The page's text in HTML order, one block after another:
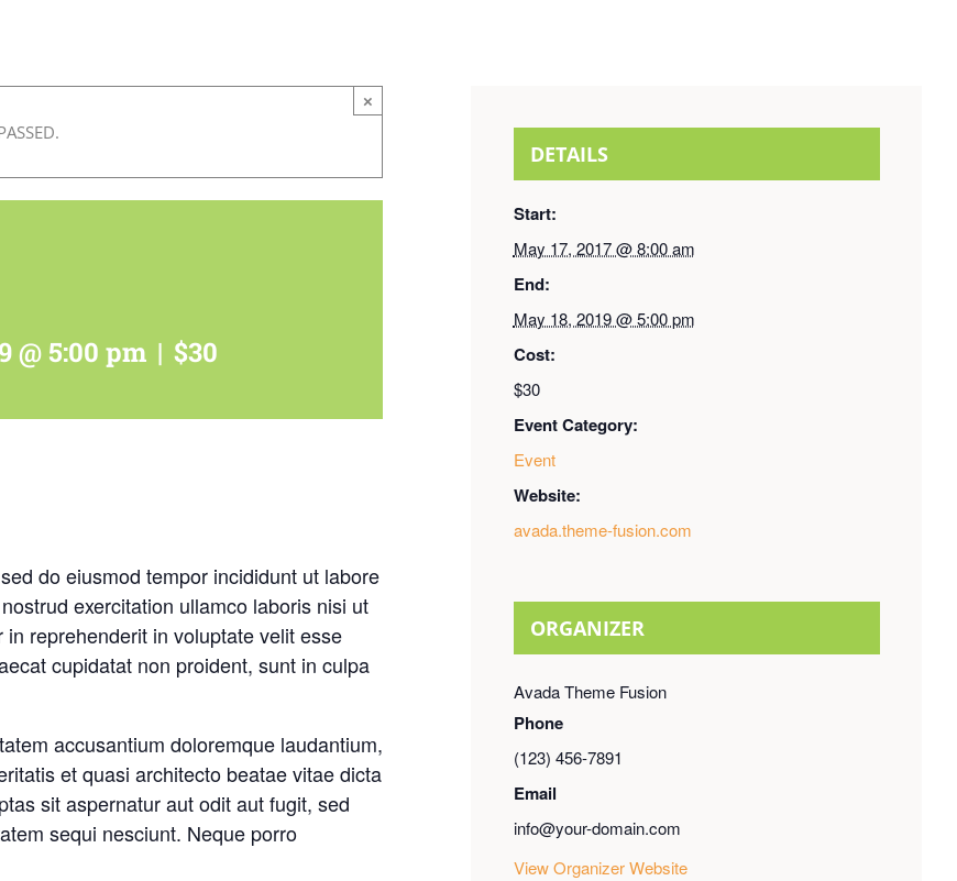
×
@ 5:00 pm | $30
do eiusmod tempor incididunt ut labore
exercitation ullamco laboris nisi ut
reprehenderit in voluptate velit esse
cupidatat non proident, sunt in culpa
accusantium doloremque laudantium,
et quasi architecto beatae vitae dicta
sit aspernatur aut odit aut fugit, sed
sequi nesciunt. Neque porro
DETAILS
Start:
May 17, 2017 @ 8:00 am
End:
May 18, 2019 @ 5:00 pm
Cost:
$30
Event Category:
Event
Website:
avada.theme-fusion.com
ORGANIZER
Avada Theme Fusion
Phone
(123) 456-7891
Email
info@your-domain.com
View Organizer Website